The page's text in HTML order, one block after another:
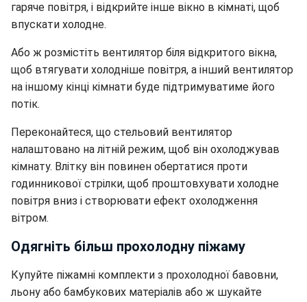
гаряче повітря, і відкрийте інше вікно в кімнаті, щоб
впускати холодне.
Або ж розмістіть вентилятор біля відкритого вікна,
щоб втягувати холодніше повітря, а інший вентилятор
на іншому кінці кімнати буде підтримуватиме його
потік.
Переконайтеся, що стельовий вентилятор
налаштовано на літній режим, щоб він охолоджував
кімнату. Влітку він повинен обертатися проти
годинникової стрілки, щоб проштовхувати холодне
повітря вниз і створювати ефект охолодження
вітром.
Одягніть більш прохолодну піжаму
Купуйте піжамні комплекти з прохолодної бавовни,
льону або бамбукових матеріалів або ж шукайте